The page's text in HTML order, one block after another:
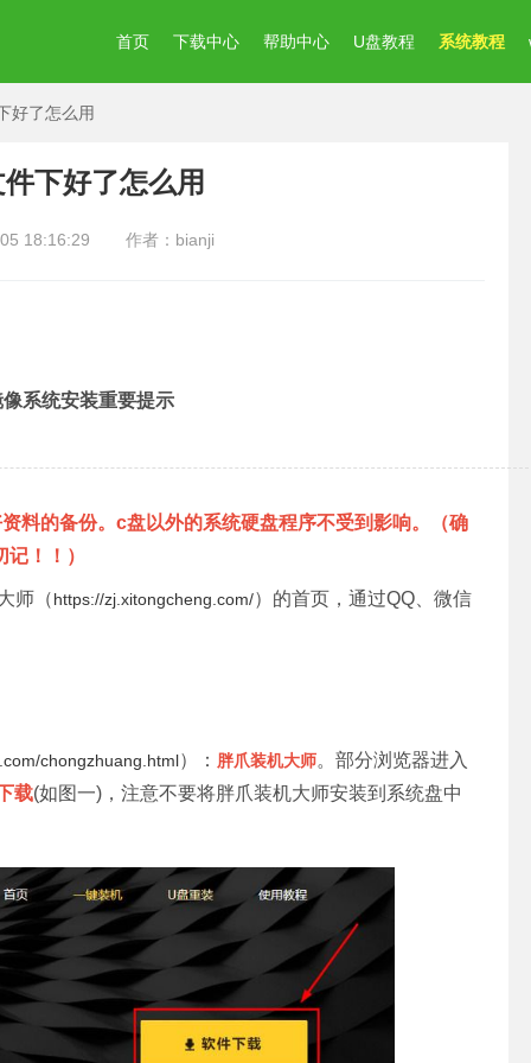
首页 下载中心 帮助中心 U盘教程 系统教程
好了怎么用
下好了怎么用
18:16:29 作者：bianji
系统安装重要提示
料的备份。c盘以外的系统硬盘程序不受到影响。（确
！！）
师（https://zj.xitongcheng.com/）的首页，通过QQ、微信
chongzhuang.html）： 胖爪装机大师。部分浏览器进入
载(如图一)，注意不要将胖爪装机大师安装到系统盘中